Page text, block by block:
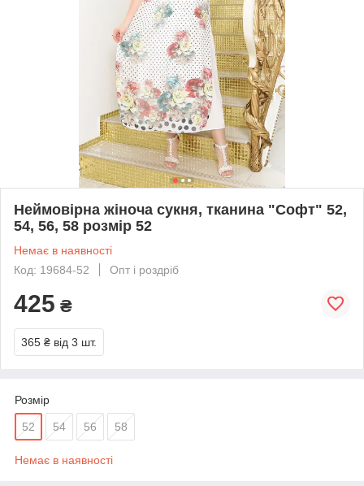
Неймовірна жіноча сукня, тканина "Софт" 52,
54, 56, 58 розмір 52
Немає в наявності
Код: 19684-52
Опт і роздріб
425 ₴
365 ₴ від 3 шт.
Розмір
52 54 56 58
Немає в наявності